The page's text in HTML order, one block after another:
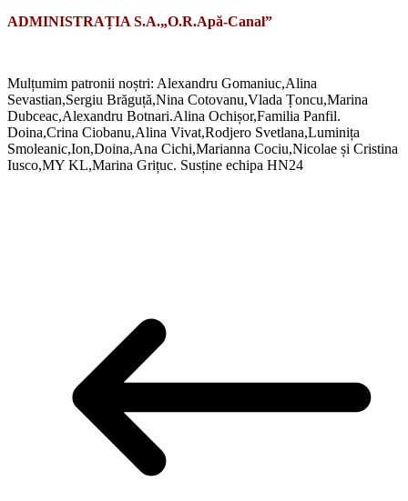
ADMINISTRAȚIA S.A.„O.R.Apă-Canal”
Mulțumim patronii noștri: Alexandru Gomaniuc,Alina
Sevastian,Sergiu Brăguță,Nina Cotovanu,Vlada Țoncu,Marina
Dubceac,Alexandru Botnari.Alina Ochișor,Familia Panfil.
Doina,Crina Ciobanu,Alina Vivat,Rodjero Svetlana,Luminița
Smoleanic,Ion,Doina,Ana Cichi,Marianna Cociu,Nicolae și Cristina
Iusco,MY KL,Marina Grițuc. Susține echipa HN24